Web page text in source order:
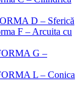
D – Sferică
F – Arcuita cu
G –
L – Conica